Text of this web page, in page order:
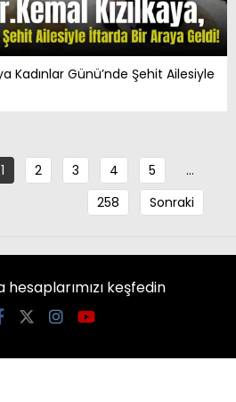
Kadınlar Günü’nde Şehit Ailesiyle
1 2 3 4 5
…
258
Sonraki
keşfedin